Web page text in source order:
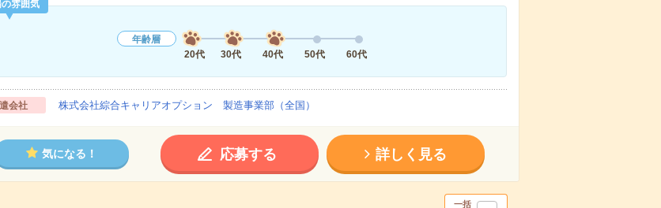
雰囲気
年齢層
20代
30代 40代 50代 60代
会社 株式会社綜合キャリアオプション 製造事業部（全国）
気になる！ 応募する 詳しく見る
一括